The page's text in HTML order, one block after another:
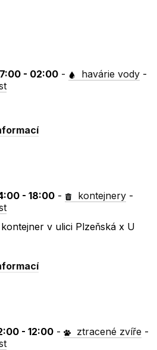
- 02:00 - havárie vody -
- 18:00 - kontejnery -
v ulici Plzeňská x U
- 12:00 - ztracené zvíře -